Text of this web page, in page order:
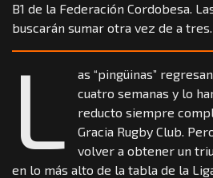
B1 de la Federación Cordobesa.
buscarán sumar otra vez de a tres.
L
as “pingüinas”
cuatro semanas y lo
reducto siempre
Gracia Rugby Club.
volver a obtener un
en lo más alto de la tabla de la